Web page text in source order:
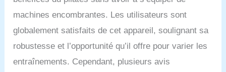
machines encombrantes. Les utilisateurs sont
globalement satisfaits de cet appareil, soulignant sa
robustesse et l’opportunité qu’il offre pour varier les
entraînements. Cependant, plusieurs avis